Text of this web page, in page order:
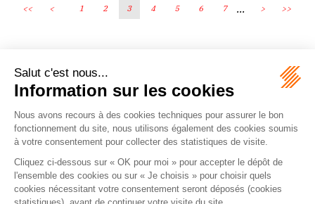
<< < 1 2 3 4 5 6 7 ... > >>
Écosystème
Carrières
Honoraires
Contacts
Mentions légales